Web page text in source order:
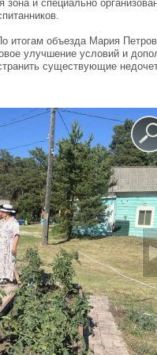
и специально
итогам объезда Мария
улучшение условий и
существующие